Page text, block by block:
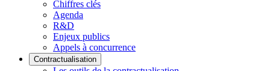
Chiffres clés
Agenda
R&D
Enjeux publics
Appels à concurrence
Contractualisation